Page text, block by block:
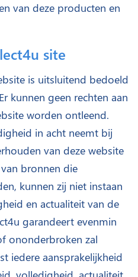
van deze producten en
site
is uitsluitend bedoeld
kunnen geen rechten aan
worden ontleend.
in acht neemt bij
van deze website
bronnen die
kunnen zij niet instaan
en actualiteit van de
garandeert evenmin
ononderbroken zal
iedere aansprakelijkheid